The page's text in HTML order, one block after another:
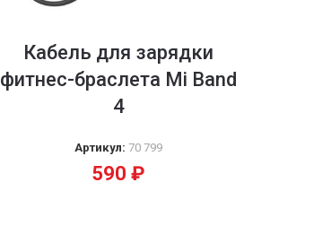
Кабель для зарядки
фитнес-браслета Mi Band
4
Артикул:70 799
590₽